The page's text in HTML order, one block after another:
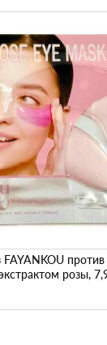
FAYANKOU
розы,